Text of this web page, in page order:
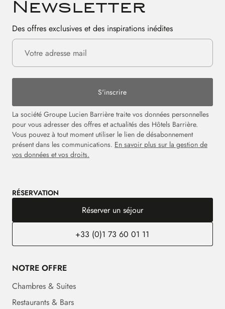
Newsletter
Des offres exclusives et des inspirations inédites
S'inscrire
La société Groupe Lucien Barrière traite vos données personnelles
pour vous adresser des offres et actualités des Hôtels Barrière.
Vous pouvez à tout moment utiliser le lien de désabonnement
présent dans les communications. En savoir plus sur la gestion de
vos données et vos droits.
RÉSERVATION
Réserver un séjour
+33 (0)1 73 60 01 11
NOTRE OFFRE
Chambres & Suites
Restaurants & Bars